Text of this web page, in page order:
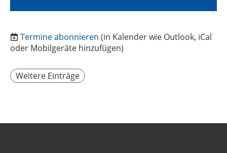
Termine abonnieren (in Kalender wie Outlook, iCal
oder Mobilgeräte hinzufügen)
Weitere Einträge